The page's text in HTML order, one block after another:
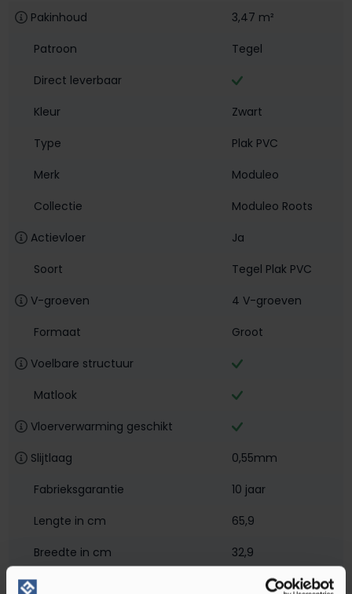
Pakinhoud
3,47 m²
Patroon
Tegel
Direct leverbaar
Kleur
Zwart
Type
Plak PVC
Merk
Moduleo
Collectie
Moduleo Roots
Actievloer
Ja
Soort
Tegel Plak PVC
V-groeven
4 V-groeven
Formaat
Groot
Voelbare structuur
Matlook
Vloerverwarming geschikt
Slijtlaag
0,55mm
Fabrieksgarantie
10 jaar
Lengte in cm
65,9
Breedte in cm
32,9
Dikte in mm